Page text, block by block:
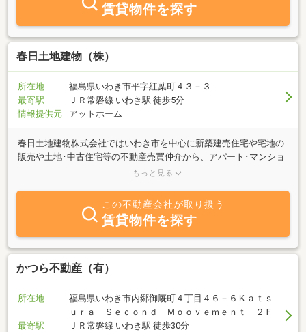
賃貸物件を探す
春日土地建物（株）
所在地
福島県いわき市平字紅葉町４３－３
最寄駅
ＪＲ常磐線 いわき駅 徒歩5分
情報提供元
アットホーム
春日土地建物株式会社ではいわき市を中心に新築建売住宅や宅地の
販売や土地･中古住宅等の不動産売買仲介から、アパート･マンショ
ン･貸家、貸店舗、貸事務所等の不動産賃貸仲介、不動産管理まで
い・売りたい・貸したいなど不動産全般に関するお悩み・ご相談を
承っておりますので、お気軽にご相談ください。
もっと見る
この不動産会社が取り扱う
賃貸物件を探す
かつら不動産（有）
所在地
福島県いわき市内郷御厩町４丁目４６－６Ｋａｔｓ
ｕｒａ Ｓｅｃｏｎｄ Ｍｏｏｖｅｍｅｎｔ ２Ｆ
最寄駅
ＪＲ常磐線 いわき駅 徒歩30分